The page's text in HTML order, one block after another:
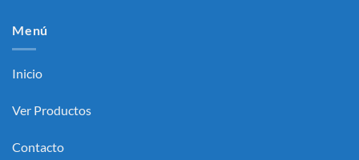
Menú
Inicio
Ver Productos
Contacto